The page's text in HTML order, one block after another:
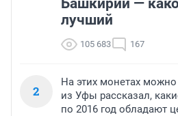
лучший
105 683 167
2
На этих монетах можно
из Уфы рассказал,
по 2016 год обладают